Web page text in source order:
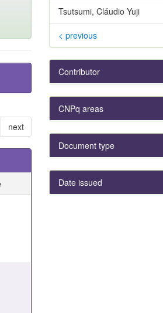
next
Tsutsumi, Cláudio Yuji
< previous
Contributor
CNPq areas
Document type
Date issued